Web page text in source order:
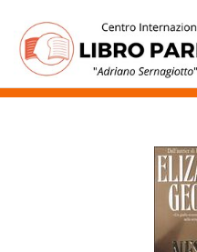
contenuto